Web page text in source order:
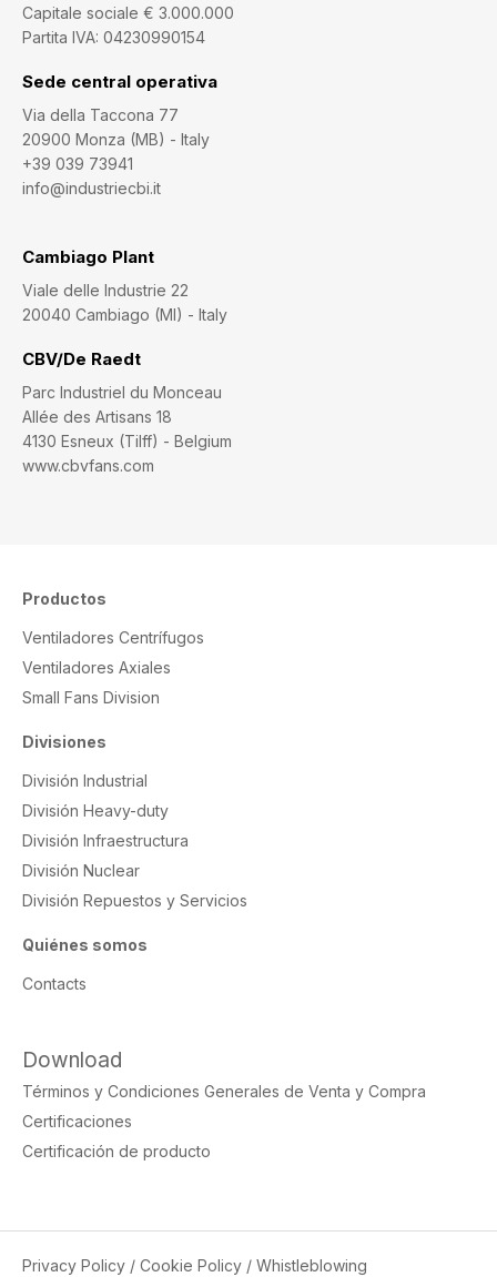
Capitale sociale € 3.000.000
Partita IVA: 04230990154
Sede central operativa
Via della Taccona 77
20900 Monza (MB) - Italy
+39 039 73941
info@industriecbi.it
Cambiago Plant
Viale delle Industrie 22
20040 Cambiago (MI) - Italy
CBV/De Raedt
Parc Industriel du Monceau
Allée des Artisans 18
4130 Esneux (Tilff) - Belgium
www.cbvfans.com
Productos
Ventiladores Centrífugos
Ventiladores Axiales
Small Fans Division
Divisiones
División Industrial
División Heavy-duty
División Infraestructura
División Nuclear
División Repuestos y Servicios
Quiénes somos
Contacts
Download
Términos y Condiciones Generales de Venta y Compra
Certificaciones
Certificación de producto
Privacy Policy / Cookie Policy / Whistleblowing